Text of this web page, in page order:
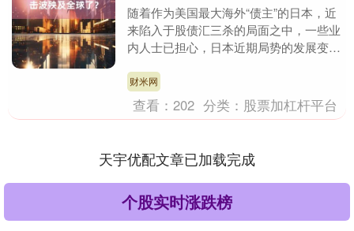
随着作为美国最大海外“债主”的日本，近
来陷入于股债汇三杀的局面之中，一些业
内人士已担心，日本近期局势的发展变化
同时加剧美日债....
财米网
查看：202 分类： 股票加杠杆平台
天宇优配文章已加载完成
个股实时涨跌榜